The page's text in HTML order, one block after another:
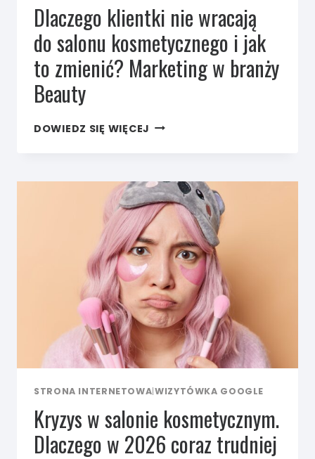
Dlaczego klientki nie wracają
do salonu kosmetycznego i jak
to zmienić? Marketing w branży
Beauty
DOWIEDZ SIĘ WIĘCEJ DLACZEGO
KOSMETYCZNEGO
I JAK
TO ZMIENIĆ?
MARKETING
W BRANŻY
BEAUTY
STRONA INTERNETOWA|WIZYTÓWKA GOOGLE
Kryzys w salonie kosmetycznym.
Dlaczego w 2026 coraz trudniej